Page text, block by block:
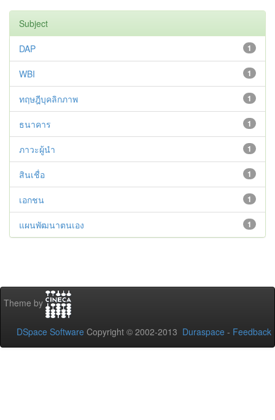
Subject
1
DAP
1
WBI
1
ทฤษฎีบุคลิกภาพ
1
ธนาคาร
1
ภาวะผู้นำ
1
สินเชื่อ
1
เอกชน
1
แผนพัฒนาตนเอง
Theme by
DSpace Software Copyright © 2002-2013 Duraspace - Feedback